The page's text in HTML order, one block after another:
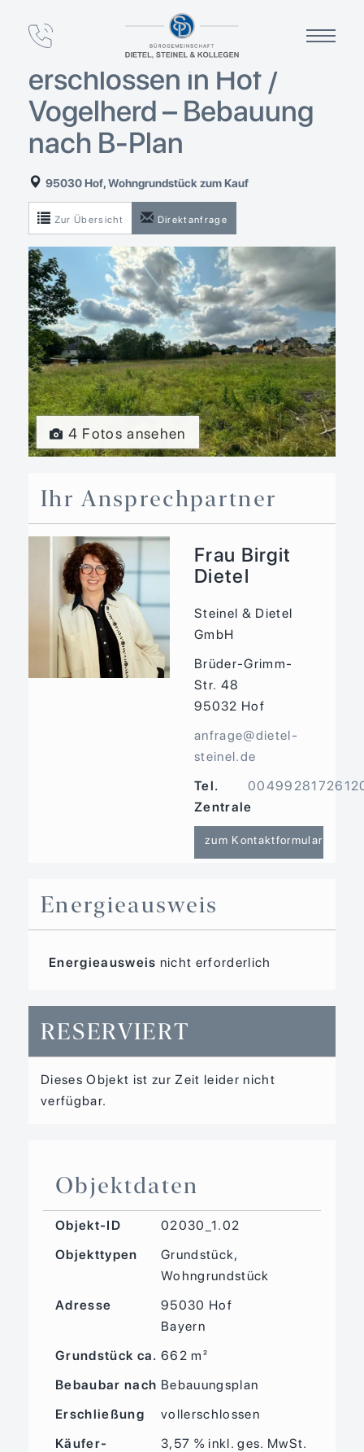
Wohnbaugrundstück
662 m² – voll
erschlossen in Hof /
Vogelherd – Bebauung
nach B-Plan
95030 Hof, Wohngrundstück zum Kauf
Zur Übersicht Direktanfrage
4 Fotos ansehen
Ihr Ansprechpartner
Frau Birgit
Dietel
Steinel & Dietel
GmbH
Brüder-Grimm-
Str. 48
95032 Hof
anfrage@dietel-
steinel.de
Tel.
Zentrale
zum Kontaktformular
Energieausweis
Energieausweis nicht erforderlich
RESERVIERT
Dieses Objekt ist zur Zeit leider nicht
verfügbar.
Objektdaten
Objekt-ID
02030_1.02
Objekttypen
Grundstück,
Wohngrundstück
Adresse
95030 Hof
Bayern
Grund­stück ca. 662 m²
Bebaubar nach Bebauungsplan
Erschließung
vollerschlossen
Käufer­
3,57 % inkl. ges. MwSt.